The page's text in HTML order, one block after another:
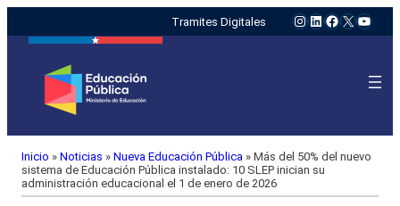
Tramites Digitales Instagram
LinkedIn
Facebook
X
Inicio » Noticias » Nueva Educación Pública » Más del 50% del nuevo
sistema de Educación Pública instalado: 10 SLEP inician su
administración educacional el 1 de enero de 2026